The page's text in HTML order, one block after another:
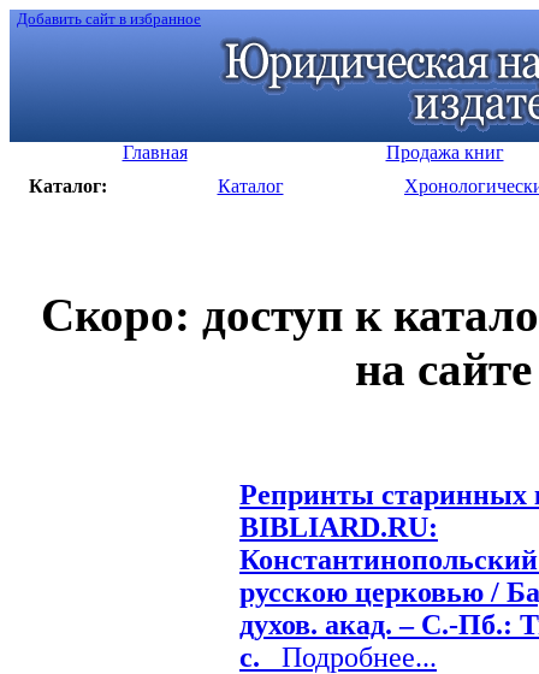
Добавить сайт в избранное
Главная
Продажа книг
Каталог:
Каталог
Скоро: доступ к
на
Репринты старинных
BIBLIARD.RU:
русскою церковью /
духов. акад. – С.-Пб.:
с. Подробнее...